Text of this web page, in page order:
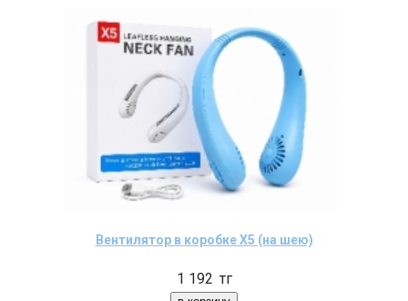
Вентилятор в коробке X5 (на шею)
1 192 тг